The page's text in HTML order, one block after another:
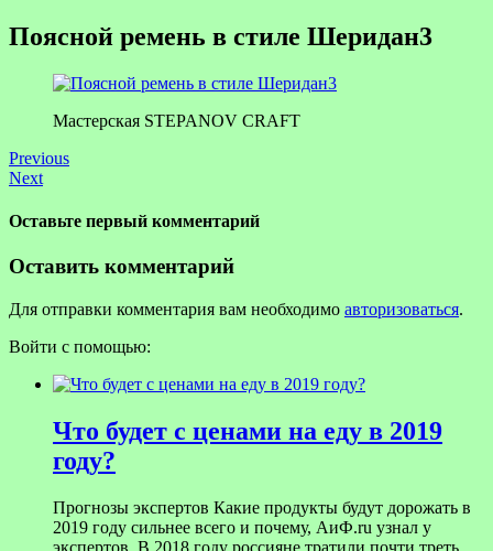
Поясной ремень в стиле Шеридан3
Мастерская STEPANOV CRAFT
Previous
Next
Оставьте первый комментарий
Оставить комментарий
Для отправки комментария вам необходимо авторизоваться.
Войти с помощью:
Что будет с ценами на еду в 2019
году?
Прогнозы экспертов Какие продукты будут дорожать в
2019 году сильнее всего и почему, АиФ.ru узнал у
экспертов. В 2018 году россияне тратили почти треть